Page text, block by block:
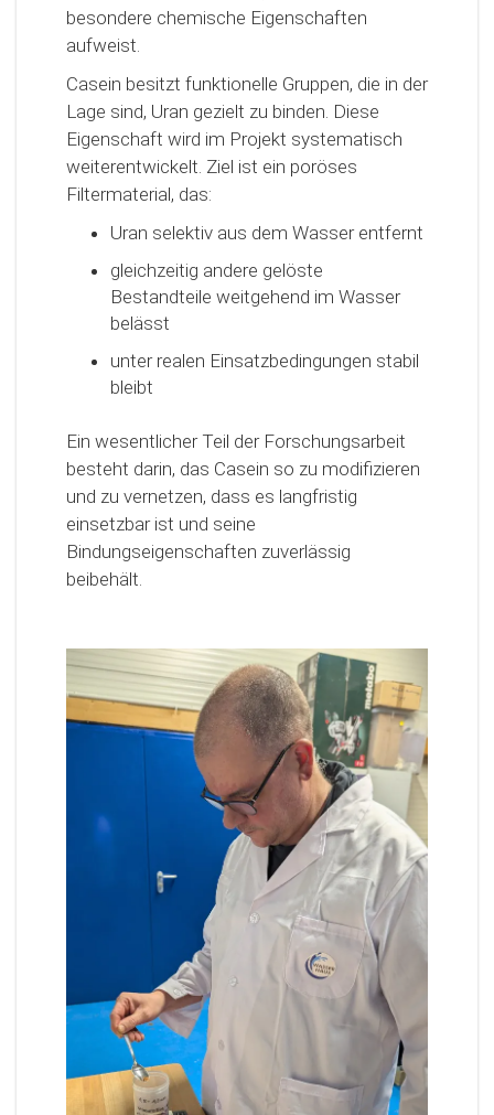
besondere chemische Eigenschaften
aufweist.
Casein besitzt funktionelle Gruppen, die in der
Lage sind, Uran gezielt zu binden. Diese
Eigenschaft wird im Projekt systematisch
weiterentwickelt. Ziel ist ein poröses
Filtermaterial, das:
Uran selektiv aus dem Wasser entfernt
gleichzeitig andere gelöste
Bestandteile weitgehend im Wasser
belässt
unter realen Einsatzbedingungen stabil
bleibt
Ein wesentlicher Teil der Forschungsarbeit
besteht darin, das Casein so zu modifizieren
und zu vernetzen, dass es langfristig
einsetzbar ist und seine
Bindungseigenschaften zuverlässig
beibehält.